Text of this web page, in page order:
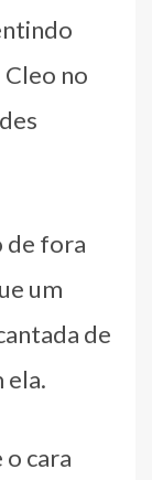
no
de fora
um
de
ela.
o cara